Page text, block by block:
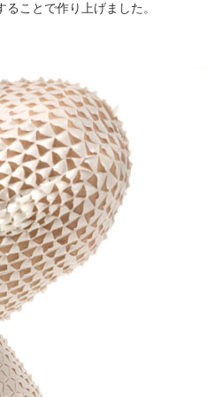
ことで作り上げました。